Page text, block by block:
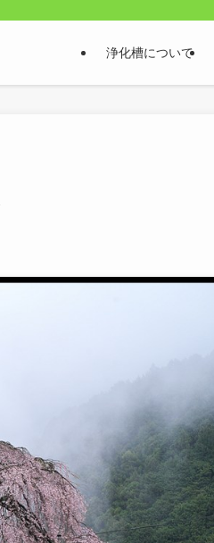
浄化槽について